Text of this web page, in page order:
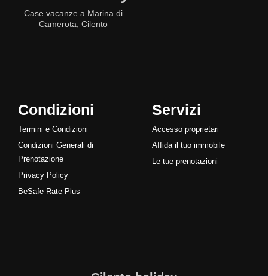
Case vacanze a Marina di
Camerota, Cilento
Condizioni
Termini e Condizioni
Condizioni Generali di
Prenotazione
Privacy Policy
BeSafe Rate Plus
Servizi
Accesso proprietari
Affida il tuo immobile
Le tue prenotazioni